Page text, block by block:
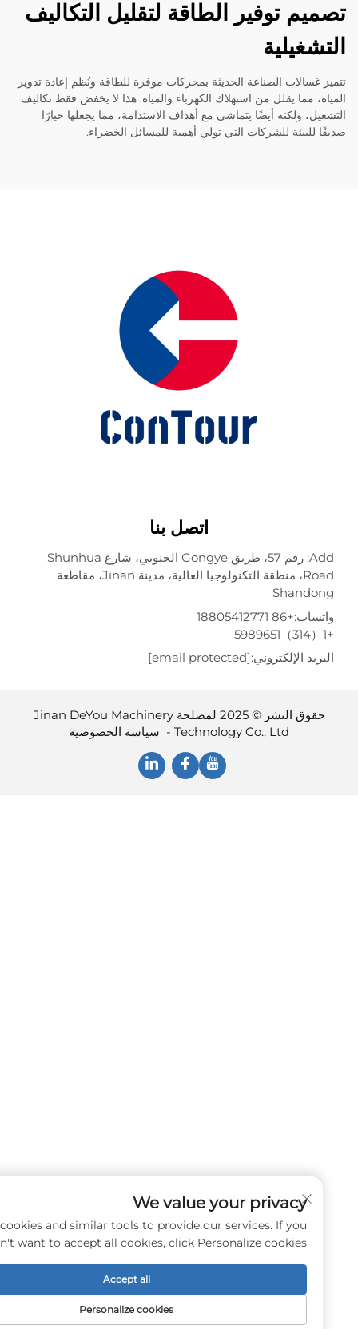
توفير الطاقة لتقليل التكاليف
غسالات الصناعة الحديثة بمحركات موفرة للطاقة ونُظم إعادة تدوير
مما يقلل من استهلاك الكهرباء والمياه. هذا لا يخفض فقط تكاليف
ولكنه أيضًا يتماشى مع أهداف الاستدامة، مما يجعلها خيارًا
للبيئة للشركات التي تولي أهمية للمسائل الخضراء.
اتصل بنا
Add: رقم 57، طريق Gongye الجنوبي، شارع Shunhua
Road، منطقة التكنولوجيا العالية، مدينة Jinan، مقاطعة
+86 18805412771
الإلكتروني:[email protected]
حقوق النشر © 2025 لمصلحة Jinan DeYou Machinery
Technology Co., Ltd -
سياسة الخصوصية
We value your privacy
use cookies and similar tools to provide our services. If you
don't want to accept all cookies, click Personalize cookies.
Personalize cookies
Accept all